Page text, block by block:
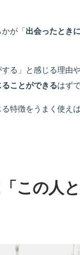
が「出会ったとき
る」と感じる理由
ことができるはず
特徴をうまく使え
この人